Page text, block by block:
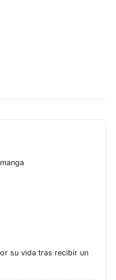
su vida tras recibir un